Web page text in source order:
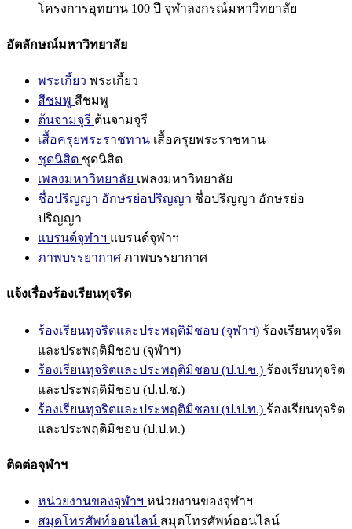
โครงการอุทยาน 100 ปี จุฬาลงกรณ์มหาวิทยาลัย
อัตลักษณ์มหาวิทยาลัย
พระเกี้ยว พระเกี้ยว
สีชมพู สีชมพู
ต้นจามจุรี ต้นจามจุรี
เสื้อครุยพระราชทาน เสื้อครุยพระราชทาน
ชุดนิสิต ชุดนิสิต
เพลงมหาวิทยาลัย เพลงมหาวิทยาลัย
ชื่อปริญญา อักษรย่อปริญญา ชื่อปริญญา อักษรย่อ
ปริญญา
แบรนด์จุฬาฯ แบรนด์จุฬาฯ
ภาพบรรยากาศ ภาพบรรยากาศ
แจ้งเรื่องร้องเรียนทุจริต
ร้องเรียนทุจริตและประพฤติมิชอบ (จุฬาฯ) ร้องเรียนทุจริต
และประพฤติมิชอบ (จุฬาฯ)
ร้องเรียนทุจริตและประพฤติมิชอบ (ป.ป.ช.) ร้องเรียนทุจริต
และประพฤติมิชอบ (ป.ป.ช.)
ร้องเรียนทุจริตและประพฤติมิชอบ (ป.ป.ท.) ร้องเรียนทุจริต
และประพฤติมิชอบ (ป.ป.ท.)
ติดต่อจุฬาฯ
หน่วยงานของจุฬาฯ หน่วยงานของจุฬาฯ
สมุดโทรศัพท์ออนไลน์ สมุดโทรศัพท์ออนไลน์